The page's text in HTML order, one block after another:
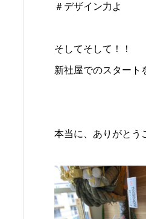
＃デザイン力よ
そしてそして！！
新社屋でのスタート
本当に、ありがとう